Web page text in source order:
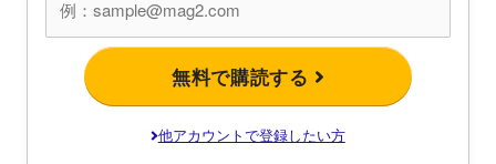
無料で購読する
他アカウントで登録したい方